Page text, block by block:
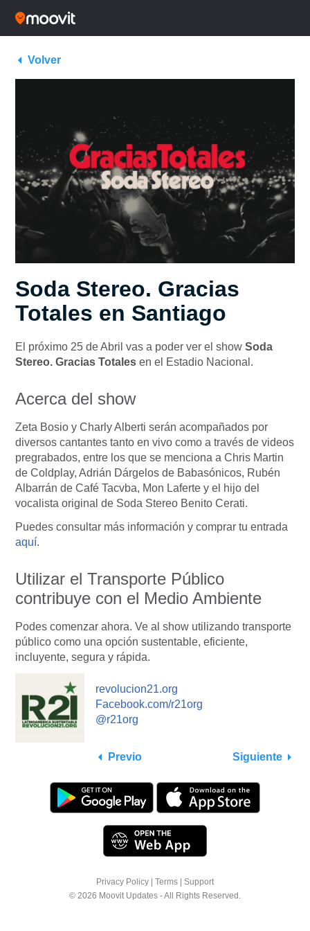
Volver
Soda Stereo. Gracias
Totales en Santiago
El próximo 25 de Abril vas a poder ver el show Soda
Stereo. Gracias Totales en el Estadio Nacional.
Acerca del show
Zeta Bosio y Charly Alberti serán acompañados por
diversos cantantes tanto en vivo como a través de videos
pregrabados, entre los que se menciona a Chris Martin
de Coldplay, Adrián Dárgelos de Babasónicos, Rubén
Albarrán de Café Tacvba, Mon Laferte y el hijo del
vocalista original de Soda Stereo Benito Cerati.
Puedes consultar más información y comprar tu entrada
aquí.
Utilizar el Transporte Público
contribuye con el Medio Ambiente
Podes comenzar ahora. Ve al show utilizando transporte
público como una opción sustentable, eficiente,
incluyente, segura y rápida.
revolucion21.org
Facebook.com/r21org
@r21org
Previo Siguiente
Privacy Policy Terms
Support
© 2026 Moovit Updates - All Rights Reserved.